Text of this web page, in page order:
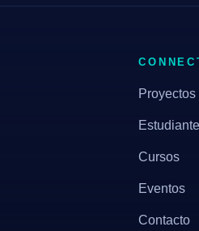
Proyectos
Cursos
Eventos
Contacto